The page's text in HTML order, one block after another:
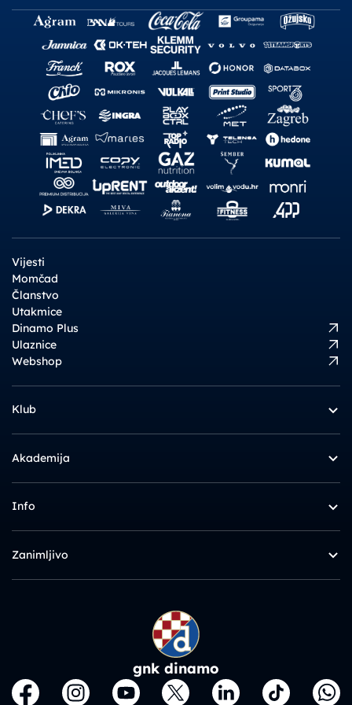
Vijesti
Momčad
Članstvo
Utakmice
Dinamo Plus
Ulaznice
Webshop
Klub
Akademija
Info
Zanimljivo
gnk dinamo